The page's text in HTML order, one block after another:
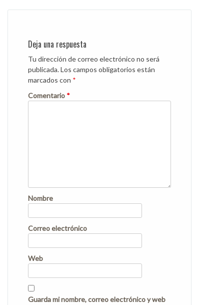
Deja una respuesta
Tu dirección de correo electrónico no será
publicada.Los campos obligatorios están
marcados con *
Comentario *
Nombre
Correo electrónico
Web
Guarda mi nombre, correo electrónico y web